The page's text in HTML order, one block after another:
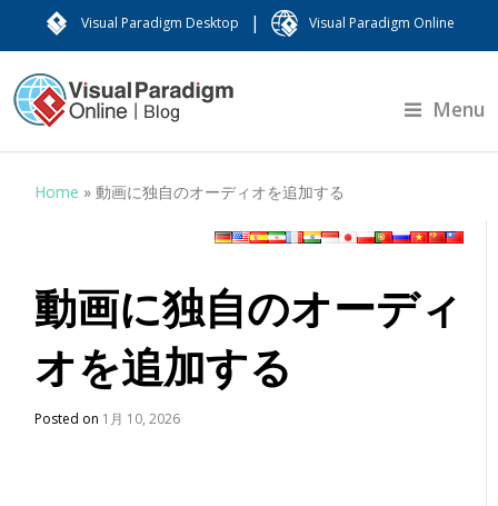
Visual Paradigm Desktop | Visual Paradigm Online
Menu
Home »動画に独自のオーディオを追加する
動画に独自のオーディ
オを追加する
Posted on 1月 10, 2026